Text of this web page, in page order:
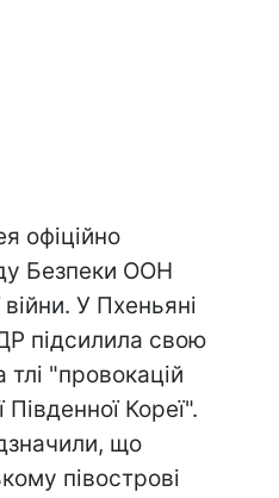
офіційно
Безпеки ООН
У Пхеньяні
підсилила свою
тлі "провокацій
Кореї".
що
півострові